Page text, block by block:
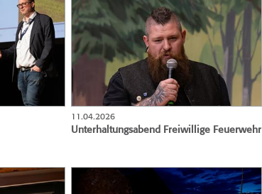
11.04.2026
Unterhaltungsabend Freiwillige Feuerwehr